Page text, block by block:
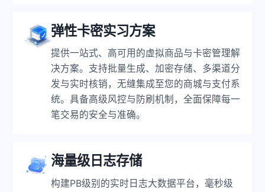
弹性卡密实习方案
提供一站式、高可用的虚拟商品与卡密管理解
决方案。支持批量生成、加密存储、多渠道分
发与实时核销，无缝集成至您的商城与支付系
统。具备高级风控与防刷机制，全面保障每一
笔交易的安全与准确。
海量级日志存储
构建PB级别的实时日志大数据平台，毫秒级